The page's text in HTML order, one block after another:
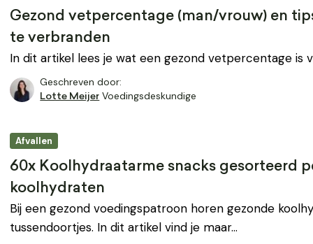
Gezond vetpercentage (man/vrouw) en
te verbranden
In dit artikel lees je wat een gezond vetpercentage is
Geschreven door:
Lotte Meijer Voedingsdeskundige
Afvallen
60x Koolhydraatarme snacks gesorteerd
koolhydraten
Bij een gezond voedingspatroon horen gezonde
tussendoortjes. In dit artikel vind je maar…